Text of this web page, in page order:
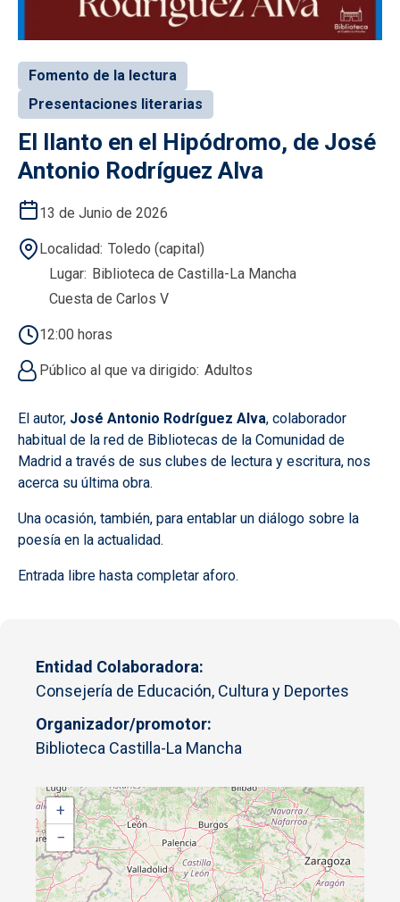
Fomento de la lectura
Presentaciones literarias
El llanto en el Hipódromo, de José
Antonio Rodríguez Alva
13 de Junio de 2026
Localidad Toledo (capital)
Lugar Biblioteca de Castilla-La Mancha
Cuesta de Carlos V
12:00 horas
Público al que va dirigido Adultos
El autor, José Antonio Rodríguez Alva, colaborador
habitual de la red de Bibliotecas de la Comunidad de
Madrid a través de sus clubes de lectura y escritura, nos
acerca su última obra.
Una ocasión, también, para entablar un diálogo sobre la
poesía en la actualidad.
Entrada libre hasta completar aforo.
Entidad Colaboradora
Consejería de Educación, Cultura y Deportes
Organizador/promotor
Biblioteca Castilla-La Mancha
+
−